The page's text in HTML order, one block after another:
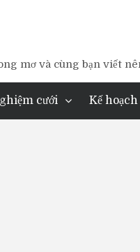
mơ và cùng bạn viết
cưới Kế